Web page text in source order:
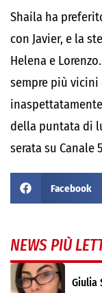
Shaila ha
con Javier, e la
Helena e
sempre più
della puntata di
serata su Canale
Facebook
NEWS PIÙ
Giulia